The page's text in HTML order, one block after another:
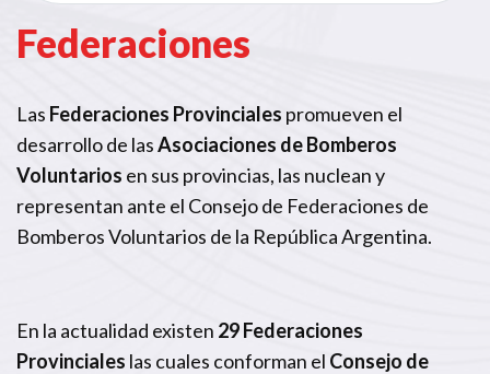
Federaciones
Las Federaciones Provinciales promueven el
desarrollo de lasAsociaciones de Bomberos
Voluntarios en sus provincias, las nuclean y
representan ante el Consejo de Federaciones de
Bomberos Voluntarios de la República Argentina.
En la actualidad existen 29 Federaciones
Provinciales las cuales conforman el Consejo de